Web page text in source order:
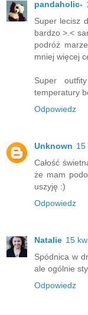
pandaholic-
Super lecisz
bardzo >.<
podróż
mniej więcej
Super
temperatury
Odpowiedz
Unknown 15
Całość
że mam
uszyję :)
Odpowiedz
Natalie 15
Spódnica w
ale ogólnie
Odpowiedz